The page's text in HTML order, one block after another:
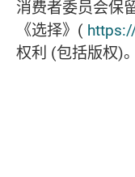
消费者委员会保
《选择》(
权利 (包括版权)。